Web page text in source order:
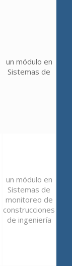
un módulo en
Sistemas de
un módulo en
Sistemas de
monitoreo de
construcciones
de ingeniería